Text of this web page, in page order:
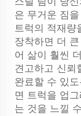
은 무거운 짐
트럭의 적재량
장착하면 더
어 삶이 훨씬
견고하고 신뢰
완료할 수 있
면 트럭을 업
는 것을 느낄